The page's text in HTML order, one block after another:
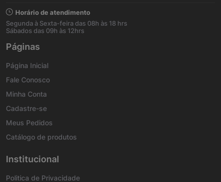
Horário de atendimento
Segunda à Sexta-feira das 08h às 18 hrs
Sábados das 09h às 12hrs
Páginas
Página Inicial
Fale Conosco
Minha Conta
Cadastre-se
Meus Pedidos
Catálogo de produtos
Institucional
Politica de Privacidade